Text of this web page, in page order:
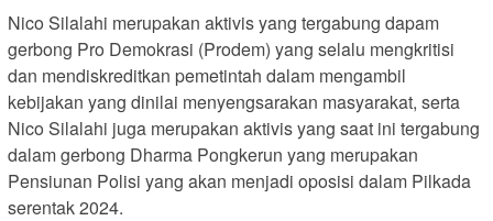
Nico Silalahi merupakan aktivis yang tergabung dapam
gerbong Pro Demokrasi (Prodem) yang selalu mengkritisi
dan mendiskreditkan pemetintah dalam mengambil
kebijakan yang dinilai menyengsarakan masyarakat, serta
Nico Silalahi juga merupakan aktivis yang saat ini tergabung
dalam gerbong Dharma Pongkerun yang merupakan
Pensiunan Polisi yang akan menjadi oposisi dalam Pilkada
serentak 2024.